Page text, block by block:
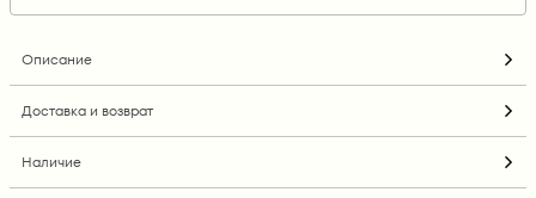
Описание
Доставка и возврат
Наличие